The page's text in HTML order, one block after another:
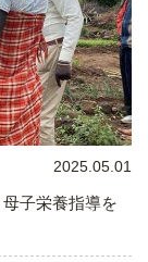
2025.05.01
子栄養指導を